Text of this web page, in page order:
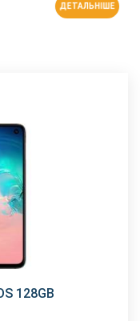
виробник може
ДЕТАЛЬНІШЕ
128GB